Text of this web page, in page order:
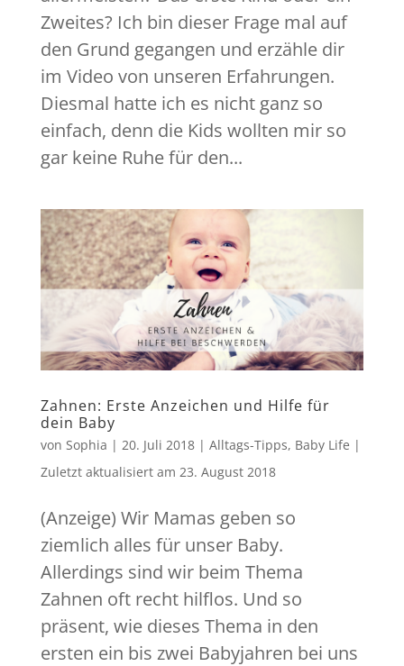
Zweites? Ich bin dieser Frage mal auf
den Grund gegangen und erzähle dir
im Video von unseren Erfahrungen.
Diesmal hatte ich es nicht ganz so
einfach, denn die Kids wollten mir so
gar keine Ruhe für den...
Zahnen: Erste Anzeichen und Hilfe für
dein Baby
von Sophia | 20. Juli 2018| Alltags-Tipps, Baby Life |
Zuletzt aktualisiert am 23. August 2018
(Anzeige) Wir Mamas geben so
ziemlich alles für unser Baby.
Allerdings sind wir beim Thema
Zahnen oft recht hilflos. Und so
präsent, wie dieses Thema in den
ersten ein bis zwei Babyjahren bei uns